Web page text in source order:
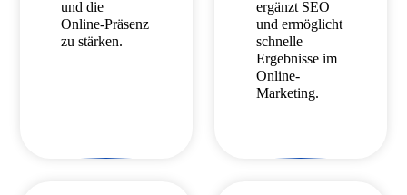
und die
Online-Präsenz
zu stärken.
ergänzt SEO
und ermöglicht
schnelle
Ergebnisse im
Online-
Marketing.